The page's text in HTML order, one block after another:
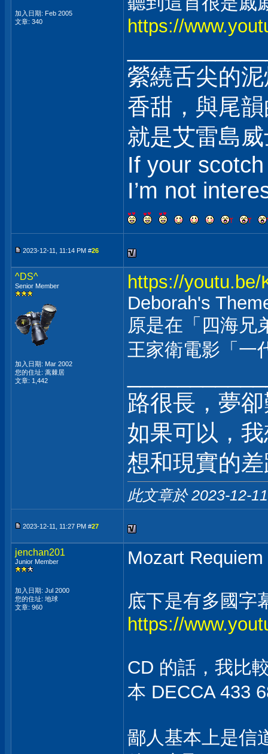
加入日期: Feb 2005
文章: 340
https://
縈繞舌尖的
香甜，與尾
就是艾雷島
If your
I’m not
2023-12-11, 11:14 PM #26
^DS^
Senior Member
加入日期: Mar 2002
您的住址: 蒿棘居
文章: 1,442
https://youtu.be/
Deborah's
原是在「四海兄
王家衛電影「一
路很長，夢
如果可以，
想和現實的
此文章於 2023-12-
2023-12-11, 11:27 PM #27
jenchan201
Junior Member
加入日期: Jul 2000
您的住址: 地球
文章: 960
Mozart
底下是有多國字
https://
CD 的話，我比
本 DECCA 433
鄙人基本上是信